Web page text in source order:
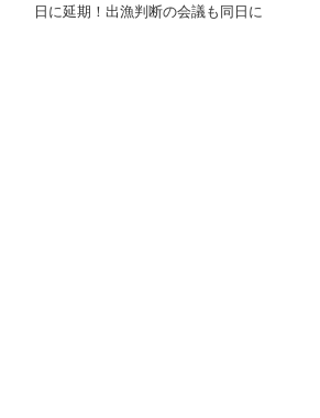
日に延期！出漁判断の会議も同日に